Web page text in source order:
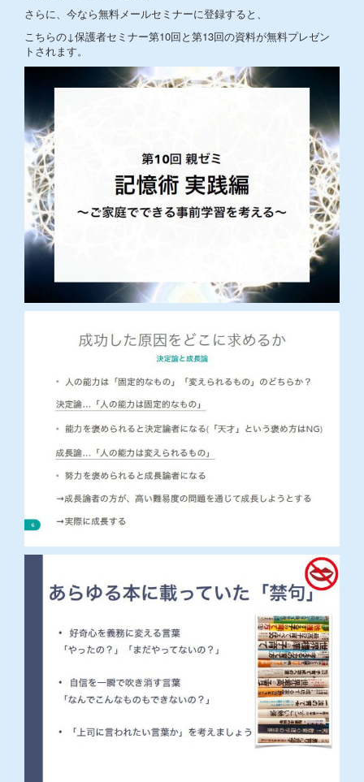
さらに、今なら無料メールセミナーに登録すると、
こちらの↓保護者セミナー第10回と第13回の資料が無料プレゼン
トされます。